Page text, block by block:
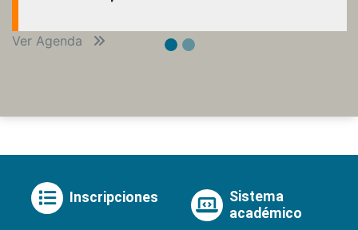
Ver Agenda
Inscripciones
Sistema
académico